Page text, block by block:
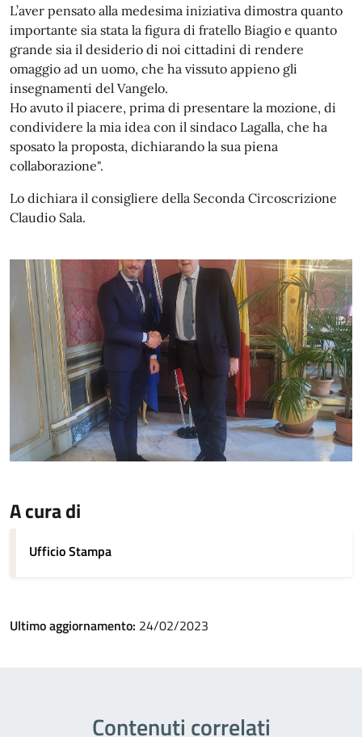
L’aver pensato alla medesima iniziativa dimostra quanto
importante sia stata la figura di fratello Biagio e quanto
grande sia il desiderio di noi cittadini di rendere
omaggio ad un uomo, che ha vissuto appieno gli
insegnamenti del Vangelo.
Ho avuto il piacere, prima di presentare la mozione, di
condividere la mia idea con il sindaco Lagalla, che ha
sposato la proposta, dichiarando la sua piena
collaborazione".
Lo dichiara il consigliere della Seconda Circoscrizione
Claudio Sala.
A cura di
Ufficio Stampa
Ultimo aggiornamento: 24/02/2023
Contenuti correlati